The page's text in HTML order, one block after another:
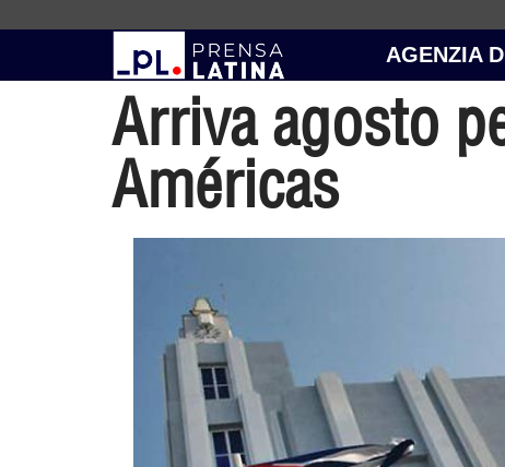
AGENZIA
Arriva agosto
Américas